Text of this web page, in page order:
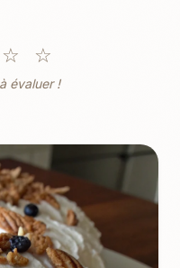
☆ ☆
évaluer !